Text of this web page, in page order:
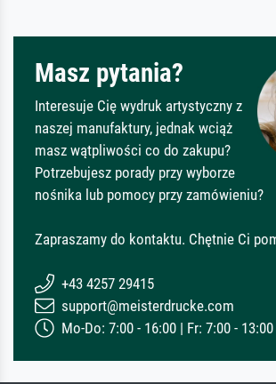
Masz pytania?
Interesuje Cię wydruk artystyczny z
naszej manufaktury, jednak wciąż
masz wątpliwości co do zakupu?
Potrzebujesz porady przy wyborze
nośnika lub pomocy przy zamówieniu?
Zapraszamy do kontaktu. Chętnie Ci
+43 4257 29415
support@meisterdrucke.com
Mo-Do: 7:00 - 16:00 | Fr: 7:00 - 13:00